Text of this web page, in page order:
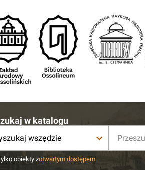
w katalogu
wszędzie
obiekty zotwartym dostępem